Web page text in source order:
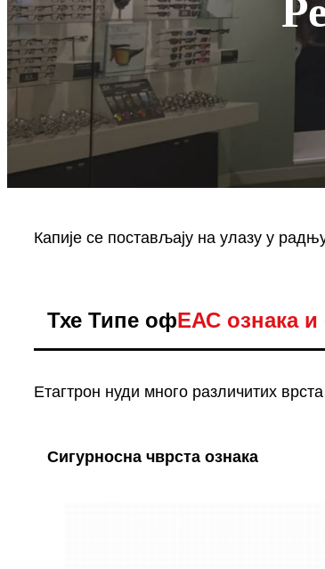
Капије се постављају на улазу у
Тхе Типе офЕАС ознака и
Етагтрон нуди много различитих
Сигурносна чврста ознака